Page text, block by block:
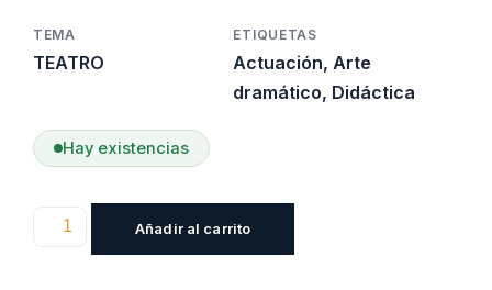
TEMA
TEATRO
ETIQUETAS
Actuación, Arte
dramático, Didáctica
Hay existencias
Camino
Añadir al carrito